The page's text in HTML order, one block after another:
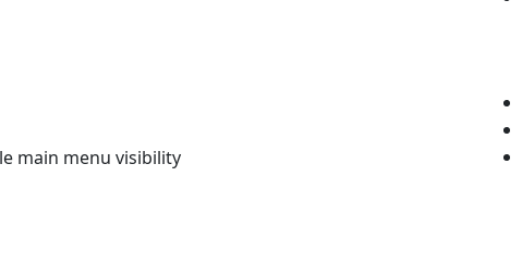
main menu visibility